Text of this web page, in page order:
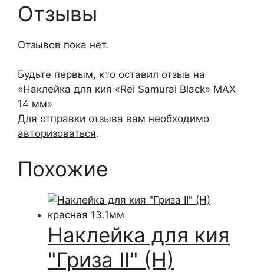
Отзывы
Отзывов пока нет.
Будьте первым, кто оставил отзыв на
«Наклейка для кия «Rei Samurai Black» MAX
14 мм»
Для отправки отзыва вам необходимо
авторизоваться.
Похожие
Наклейка для кия
"Гриза II" (H)